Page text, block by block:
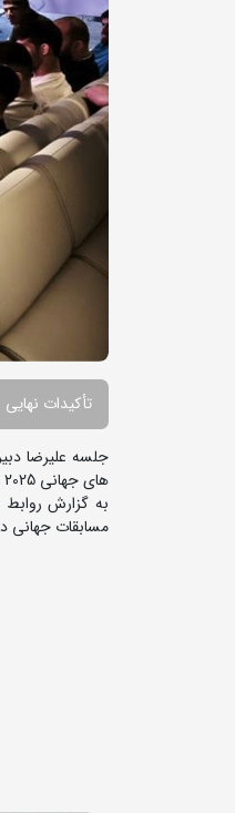
تأکیدات
جلسه علیرضا
های جهانی 2025 برگزار شد.
به گزارش
مسابقات جهانی